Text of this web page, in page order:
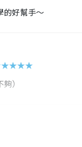
的好幫手～
）